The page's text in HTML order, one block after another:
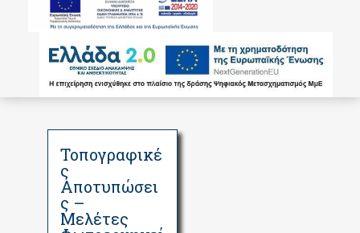
Τοπογραφικέ
ς
Αποτυπώσει
ς –
Μελέτες